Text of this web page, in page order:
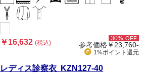
￥16,632(税込)
30% OFF
参考価格￥23,760-
1%ポイント 還元
レディス診察衣 KZN127-40